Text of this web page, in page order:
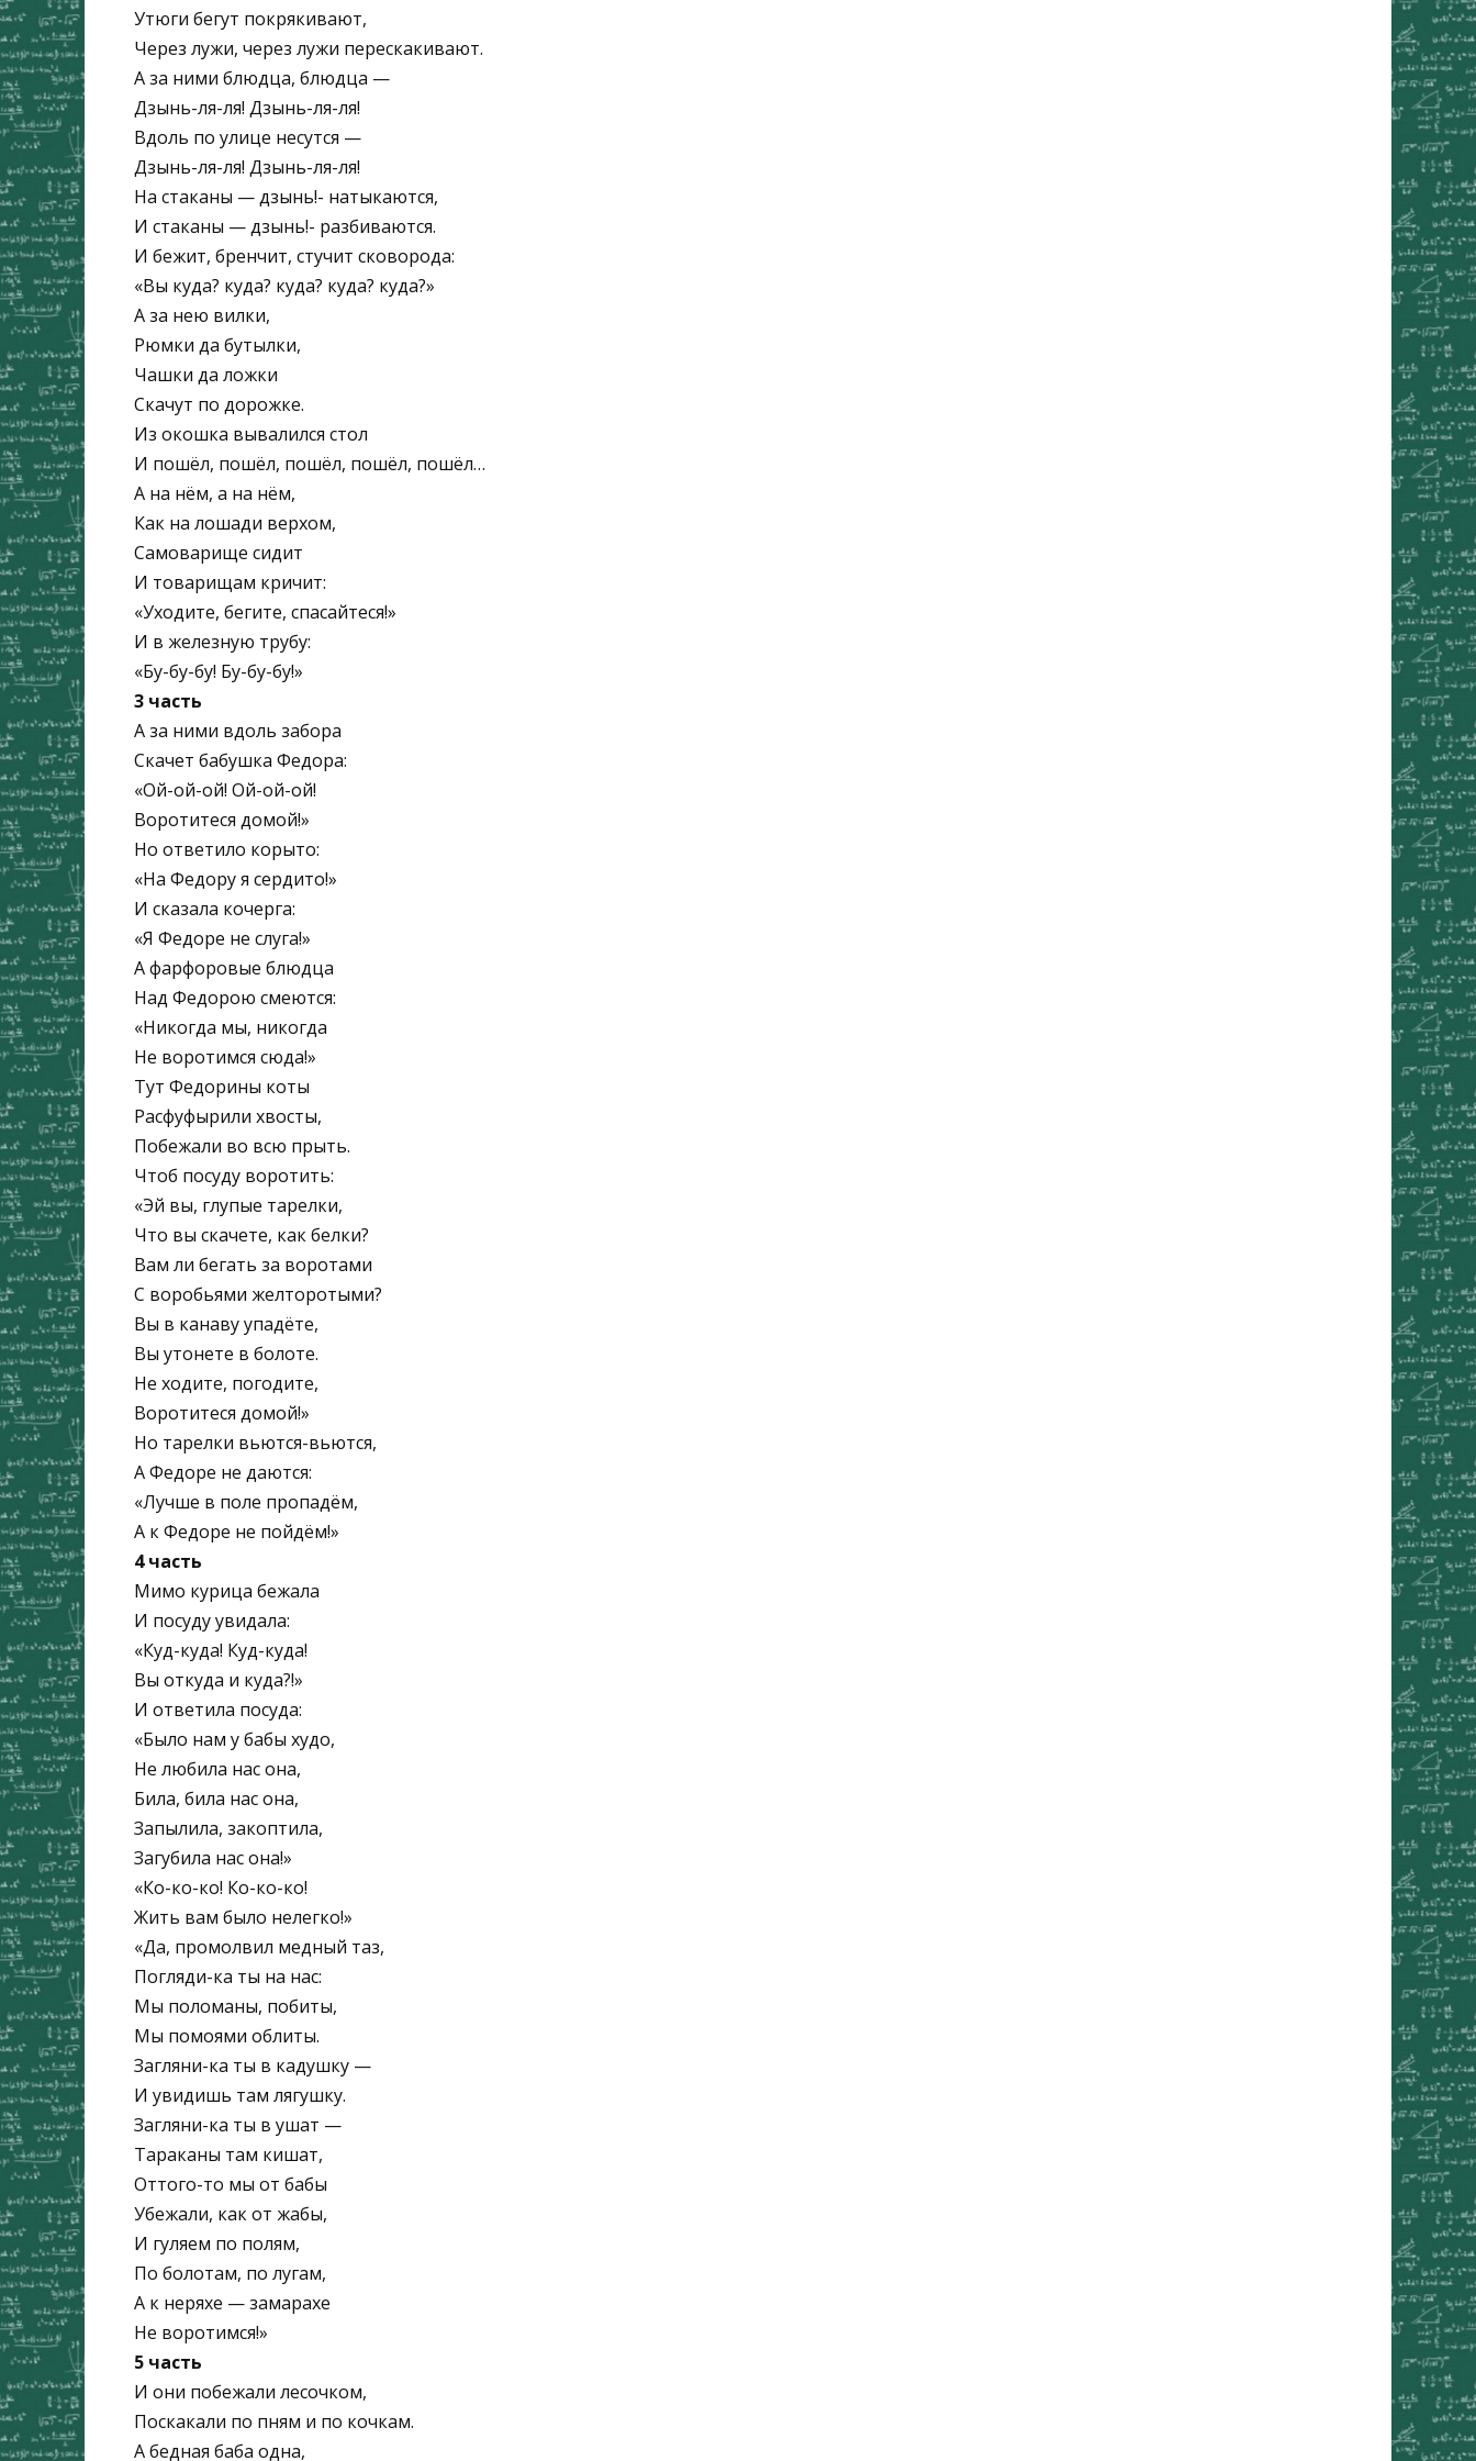
Утюги бегут покрякивают,
Через лужи, через лужи перескакивают.
А за ними блюдца, блюдца —
Дзынь-ля-ля! Дзынь-ля-ля!
Вдоль по улице несутся —
Дзынь-ля-ля! Дзынь-ля-ля!
На стаканы — дзынь!- натыкаются,
И стаканы — дзынь!- разбиваются.
И бежит, бренчит, стучит сковорода:
«Вы куда? куда? куда? куда? куда?»
А за нею вилки,
Рюмки да бутылки,
Чашки да ложки
Скачут по дорожке.
Из окошка вывалился стол
И пошёл, пошёл, пошёл, пошёл, пошёл…
А на нём, а на нём,
Как на лошади верхом,
Самоварище сидит
И товарищам кричит:
«Уходите, бегите, спасайтеся!»
И в железную трубу:
«Бу-бу-бу! Бу-бу-бу!»
3 часть
А за ними вдоль забора
Скачет бабушка Федора:
«Ой-ой-ой! Ой-ой-ой!
Воротитеся домой!»
Но ответило корыто:
«На Федору я сердито!»
И сказала кочерга:
«Я Федоре не слуга!»
А фарфоровые блюдца
Над Федорою смеются:
«Никогда мы, никогда
Не воротимся сюда!»
Тут Федорины коты
Расфуфырили хвосты,
Побежали во всю прыть.
Чтоб посуду воротить:
«Эй вы, глупые тарелки,
Что вы скачете, как белки?
Вам ли бегать за воротами
С воробьями желторотыми?
Вы в канаву упадёте,
Вы утонете в болоте.
Не ходите, погодите,
Воротитеся домой!»
Но тарелки вьются-вьются,
А Федоре не даются:
«Лучше в поле пропадём,
А к Федоре не пойдём!»
4 часть
Мимо курица бежала
И посуду увидала:
«Куд-куда! Куд-куда!
Вы откуда и куда?!»
И ответила посуда:
«Было нам у бабы худо,
Не любила нас она,
Била, била нас она,
Запылила, закоптила,
Загубила нас она!»
«Ко-ко-ко! Ко-ко-ко!
Жить вам было нелегко!»
«Да, промолвил медный таз,
Погляди-ка ты на нас:
Мы поломаны, побиты,
Мы помоями облиты.
Загляни-ка ты в кадушку —
И увидишь там лягушку.
Загляни-ка ты в ушат —
Тараканы там кишат,
Оттого-то мы от бабы
Убежали, как от жабы,
И гуляем по полям,
По болотам, по лугам,
А к неряхе — замарахе
Не воротимся!»
5 часть
И они побежали лесочком,
Поскакали по пням и по кочкам.
А бедная баба одна,